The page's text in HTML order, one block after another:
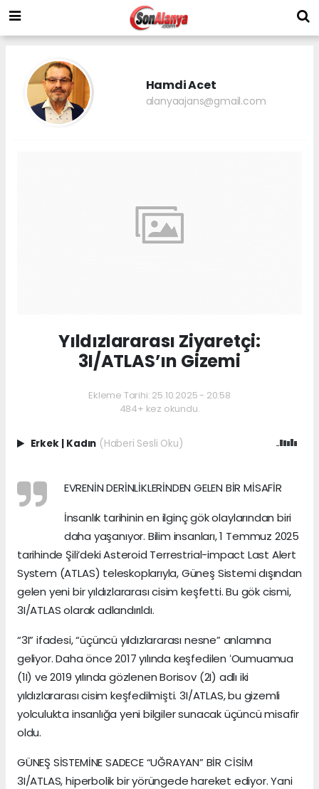
Hamdi Acet
alanyaajans@gmail.com
Yıldızlararası Ziyaretçi:
3I/ATLAS’ın Gizemi
Ekleme Tarihi: 25.10.2025 - 20:58
484+ kez okundu.
Erkek | Kadın (Haberi Sesli Oku)
EVRENİN DERİNLİKLERİNDEN GELEN BİR MİSAFİR
İnsanlık tarihinin en ilginç gök olaylarından biri
daha yaşanıyor. Bilim insanları, 1 Temmuz 2025
tarihinde Şili’deki Asteroid Terrestrial-impact Last Alert
System (ATLAS) teleskoplarıyla, Güneş Sistemi dışından
gelen yeni bir yıldızlararası cisim keşfetti. Bu gök cismi,
3I/ATLAS olarak adlandırıldı.
“3I” ifadesi, “üçüncü yıldızlararası nesne” anlamına
geliyor. Daha önce 2017 yılında keşfedilen ʻOumuamua
(1I) ve 2019 yılında gözlenen Borisov (2I) adlı iki
yıldızlararası cisim keşfedilmişti. 3I/ATLAS, bu gizemli
yolculukta insanlığa yeni bilgiler sunacak üçüncü misafir
oldu.
GÜNEŞ SİSTEMİNE SADECE “UĞRAYAN” BİR CİSİM
3I/ATLAS, hiperbolik bir yörüngede hareket ediyor. Yani